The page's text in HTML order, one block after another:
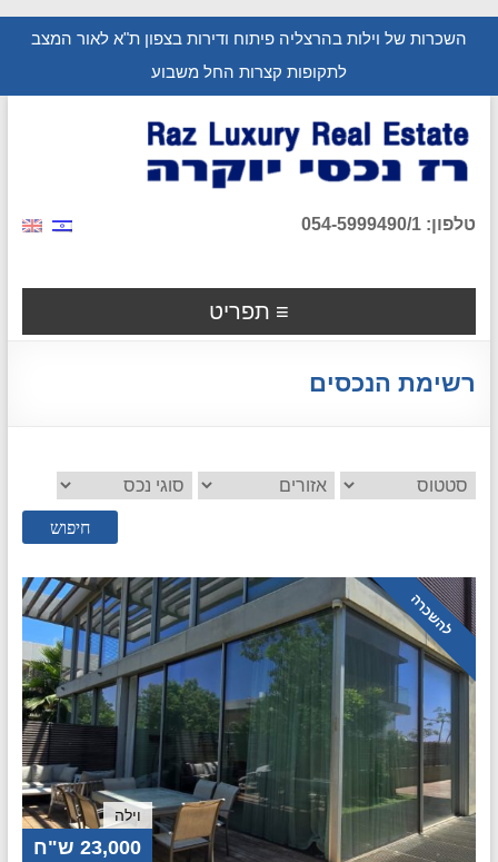
השכרות של וילות בהרצליה פיתוח ודירות בצפון ת"א לאור המצב
לתקופות קצרות החל משבוע
טלפון: 054-5999490/1
תפריט
רשימת הנכסים
חיפוש
להשכרה
וילה
23,000 ש"ח